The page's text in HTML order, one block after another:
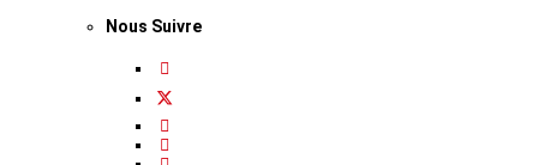
Nous Suivre